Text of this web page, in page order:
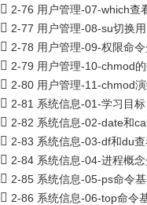
2-76 用户管理-07-which查
2-77 用户管理-08-su切换
2-78 用户管理-09-权限命
2-79 用户管理-10-chmod
2-80 用户管理-11-chmod
2-81 系统信息-01-学习目标
2-82 系统信息-02-date和
2-83 系统信息-03-df和du
2-84 系统信息-04-进程概念
2-85 系统信息-05-ps命令
2-86 系统信息-06-top命令